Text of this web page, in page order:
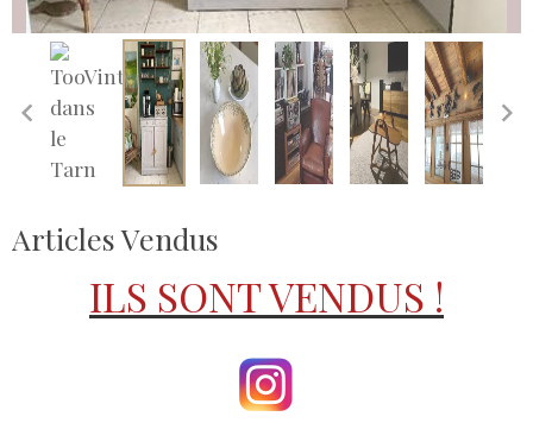
Articles Vendus
ILS SONT VENDUS !